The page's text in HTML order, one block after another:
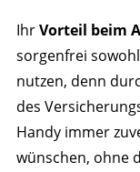
IhrVorteil beim
sorgenfrei
nutzen, denn
des
Handy immer
wünschen, ohne